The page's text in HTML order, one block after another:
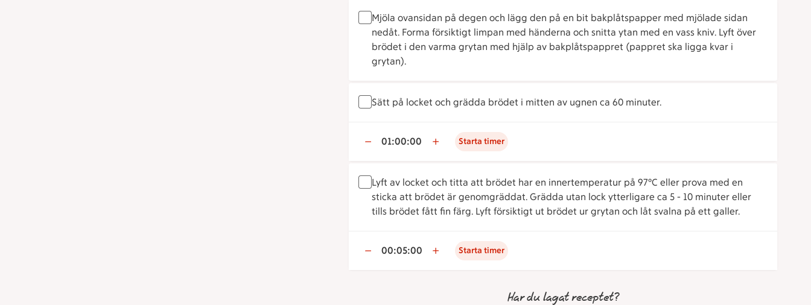
Mjöla ovansidan på degen och lägg den på en bit bakplåtspapper med mjölade sidan
nedåt. Forma försiktigt limpan med händerna och snitta ytan med en vass kniv. Lyft över
brödet i den varma grytan med hjälp av bakplåtspappret (pappret ska ligga kvar i
grytan).
Sätt på locket och grädda brödet i mitten av ugnen ca 60 minuter.
01:00:00 Starta timer
Lyft av locket och titta att brödet har en innertemperatur på 97°C eller prova med en
sticka att brödet är genomgräddat. Grädda utan lock ytterligare ca 5 - 10 minuter eller
tills brödet fått fin färg. Lyft försiktigt ut brödet ur grytan och låt svalna på ett galler.
00:05:00 Starta timer
Har du lagat receptet?